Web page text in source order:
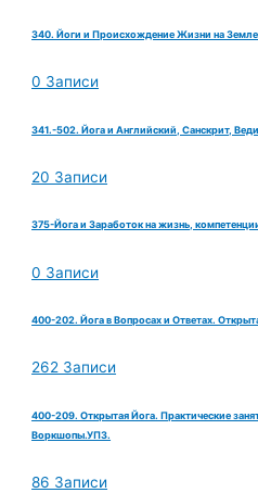
340. Йоги и Происхождение Жизни на
0 Записи
341.-502. Йога и Английский, Санскрит,
20 Записи
375-Йога и Заработок на жизнь,
0 Записи
400-202. Йога в Вопросах и Ответах.
262 Записи
400-209. Открытая Йога. Практические
Воркшопы.УПЗ.
86 Записи